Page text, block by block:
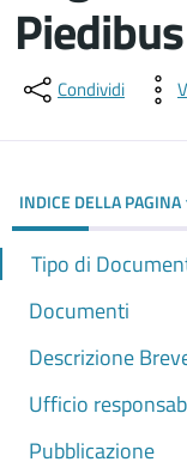
Piedibus
Dettagli
Condividi
INDICE DELLA PAGINA
Tipo di
Documenti
Descrizione
Ufficio
Pubblicazione